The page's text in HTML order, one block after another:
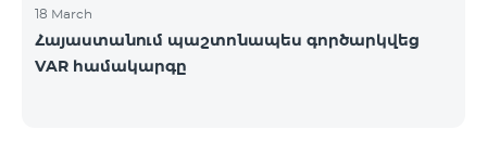
18 March
Հայաստանում պաշտոնապես գործարկվեց
VAR համակարգը